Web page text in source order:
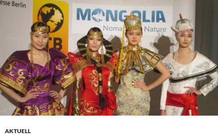
AKTUELL